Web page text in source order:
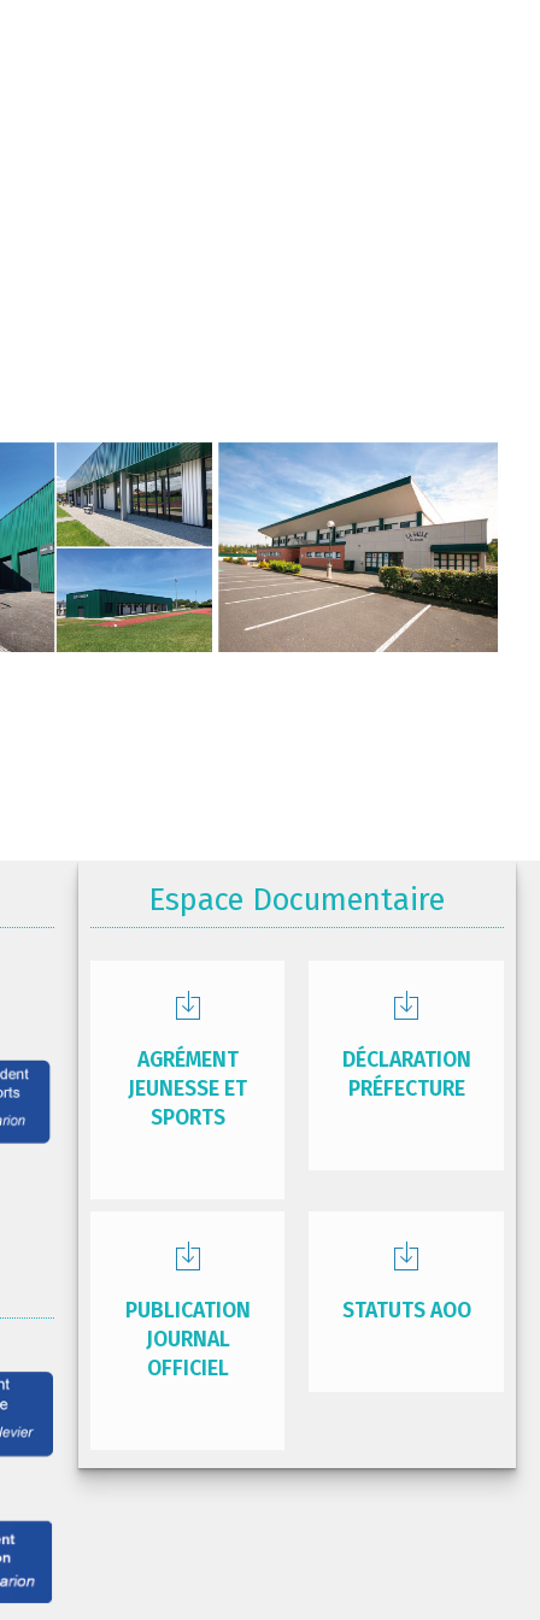
Espace Documentaire
AGRÉMENT
JEUNESSE ET
SPORTS
DÉCLARATION
PRÉFECTURE
PUBLICATION
JOURNAL
OFFICIEL
STATUTS AOO